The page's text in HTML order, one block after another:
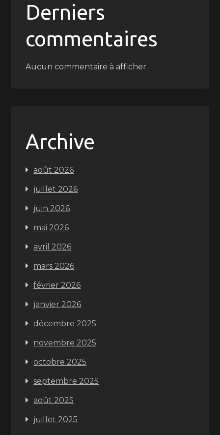
Derniers
commentaires
Aucun commentaire à afficher.
Archive
août 2026
juillet 2026
juin 2026
mai 2026
avril 2026
mars 2026
février 2026
janvier 2026
décembre 2025
novembre 2025
octobre 2025
septembre 2025
août 2025
juillet 2025